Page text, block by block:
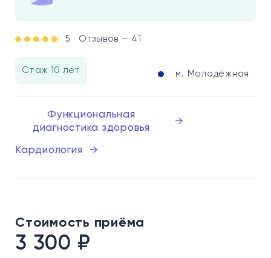
5 Отзывов — 41
Стаж 10 лет м. Молодёжная
Функциональная
диагностика здоровья
→
Кардиология →
Стоимость приёма
3 300 ₽